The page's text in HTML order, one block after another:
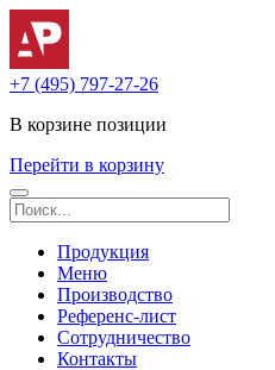
+7 (495) 797-27-26
В корзине позиции
Перейти в корзину
Продукция
Меню
Производство
Референс-лист
Сотрудничество
Контакты